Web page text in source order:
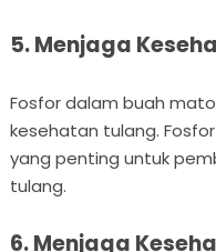
5. Menjaga
Fosfor dalam buah
kesehatan tulang.
yang penting untuk
tulang.
6. Menjaga